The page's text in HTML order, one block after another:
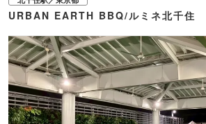
URBAN EARTH BBQ/ルミネ北千住